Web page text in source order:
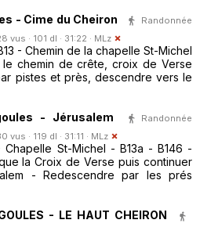
- Cime du Cheiron
Randonnée
vus · 101 dl · 31:22 · MLz
- Chemin de la chapelle St-Michel
le chemin de crête, croix de Verse
pistes et près, descendre vers le
- Jérusalem
Randonnée
· 119 dl · 31:11 · MLz
St-Michel - B13a - B146 -
la Croix de Verse puis continuer
- Redescendre par les prés
- LE HAUT CHEIRON